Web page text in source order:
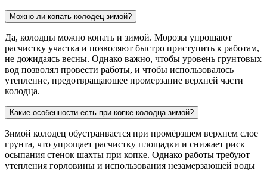
Можно ли копать колодец зимой?
Да, колодцы можно копать и зимой. Морозы упрощают
расчистку участка и позволяют быстро приступить к работам,
не дожидаясь весны. Однако важно, чтобы уровень грунтовых
вод позволял провести работы, и чтобы использовалось
утепление, предотвращающее промерзание верхней части
колодца.
Какие особенности есть при копке колодца зимой?
Зимой колодец обустраивается при промёрзшем верхнем слое
грунта, что упрощает расчистку площадки и снижает риск
осыпания стенок шахты при копке. Однако работы требуют
утепления горловины и использования незамерзающей воды